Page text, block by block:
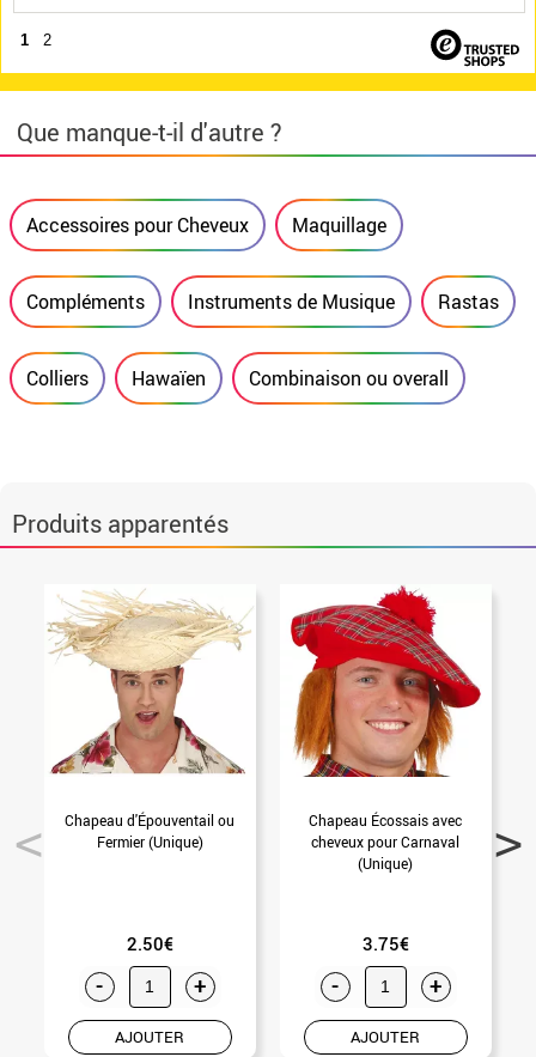
1 2
Que manque-t-il d'autre ?
Accessoires pour Cheveux Maquillage
Compléments Instruments de Musique Rastas
Colliers Hawaïen Combinaison ou overall
Produits apparentés
Chapeau d'Épouventail ou
Fermier (Unique)
2.50€
- +
AJOUTER
Chapeau Écossais avec
cheveux pour Carnaval
(Unique)
3.75€
- +
AJOUTER